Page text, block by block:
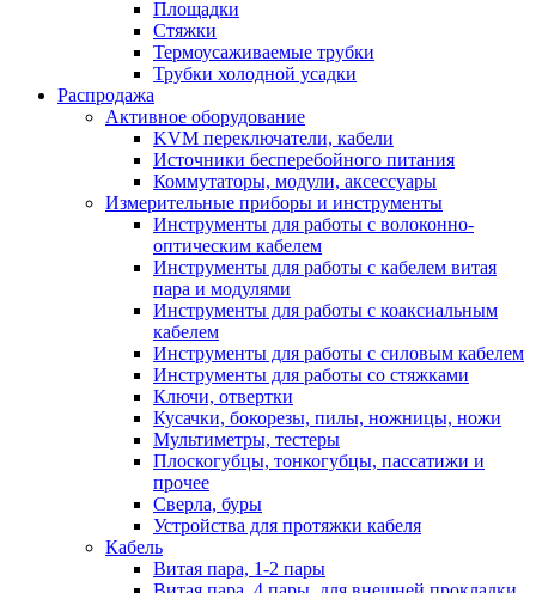
Площадки
Стяжки
Термоусаживаемые трубки
Трубки холодной усадки
Распродажа
Активное оборудование
KVM переключатели, кабели
Источники бесперебойного питания
Коммутаторы, модули, аксессуары
Измерительные приборы и инструменты
Инструменты для работы с волоконно-
оптическим кабелем
Инструменты для работы с кабелем витая
пара и модулями
Инструменты для работы с коаксиальным
кабелем
Инструменты для работы с силовым кабелем
Инструменты для работы со стяжками
Ключи, отвертки
Кусачки, бокорезы, пилы, ножницы, ножи
Мультиметры, тестеры
Плоскогубцы, тонкогубцы, пассатижи и
прочее
Сверла, буры
Устройства для протяжки кабеля
Кабель
Витая пара, 1-2 пары